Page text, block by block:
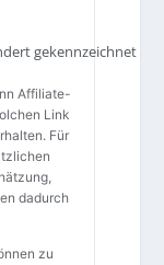
gekennzeichnet
Affiliate-
Link
Für
dadurch
zu